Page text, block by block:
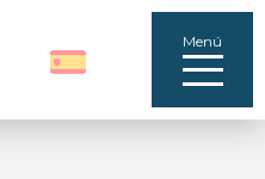
Menú